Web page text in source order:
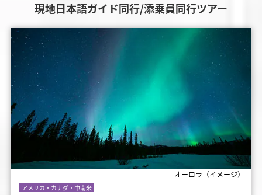
現地日本語ガイド同行/添乗員同行ツアー
オーロラ（イメージ）
アメリカ・カナダ・中南米